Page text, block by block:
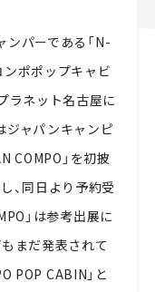
ンパーである「N-
ンポポップキャビ
ラネット名古屋に
ジャパンキャンピ
COMPO」を初披
、同日より予約受
」は参考出展に
まだ発表されて
POP CABIN」と